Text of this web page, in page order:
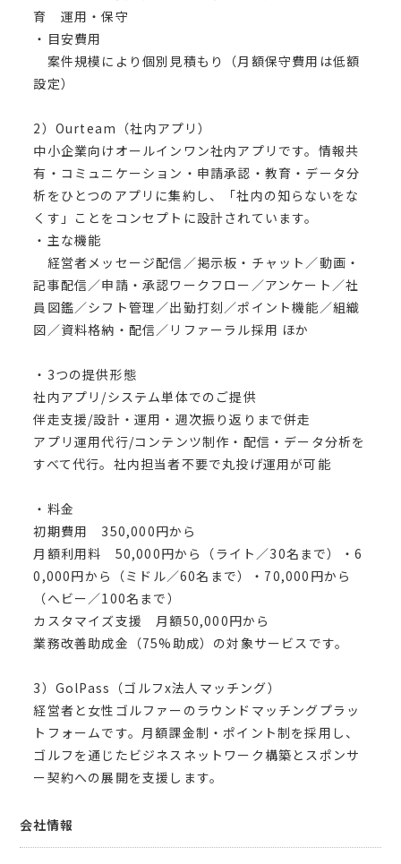
育 運用・保守
・目安費用
案件規模により個別見積もり（月額保守費用は低額
設定）
2）Ourteam（社内アプリ）
中小企業向けオールインワン社内アプリです。情報共
有・コミュニケーション・申請承認・教育・データ分
析をひとつのアプリに集約し、「社内の知らないをな
くす」ことをコンセプトに設計されています。
・主な機能
経営者メッセージ配信／掲示板・チャット／動画・
記事配信／申請・承認ワークフロー／アンケート／社
員図鑑／シフト管理／出勤打刻／ポイント機能／組織
図／資料格納・配信／リファーラル採用 ほか
・3つの提供形態
社内アプリ/システム単体でのご提供
伴走支援/設計・運用・週次振り返りまで併走
アプリ運用代行/コンテンツ制作・配信・データ分析を
すべて代行。社内担当者不要で丸投げ運用が可能
・料金
初期費用 350,000円から
月額利用料 50,000円から（ライト／30名まで）・6
0,000円から（ミドル／60名まで）・70,000円から
（ヘビー／100名まで）
カスタマイズ支援 月額50,000円から
業務改善助成金（75%助成）の対象サービスです。
3）GolPass（ゴルフx法人マッチング）
経営者と女性ゴルファーのラウンドマッチングプラッ
トフォームです。月額課金制・ポイント制を採用し、
ゴルフを通じたビジネスネットワーク構築とスポンサ
ー契約への展開を支援します。
会社情報